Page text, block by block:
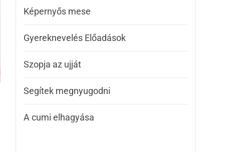
Képernyős mese
Gyereknevelés Előadások
Szopja az ujját
Segítek megnyugodni
A cumi elhagyása